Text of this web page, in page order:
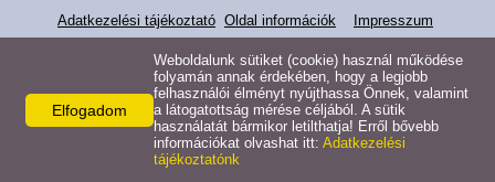
EFOP-1.5.2-16-2017-00008
Adatkezelési tájékoztató Oldal információk Impresszum
Elfogadom
Weboldalunk sütiket (cookie) használ működése
folyamán annak érdekében, hogy a legjobb
felhasználói élményt nyújthassa Önnek, valamint
a látogatottság mérése céljából. A sütik
használatát bármikor letilthatja! Erről bővebb
információkat olvashat itt: Adatkezelési
tájékoztatónk